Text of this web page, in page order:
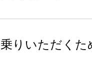
りいただく